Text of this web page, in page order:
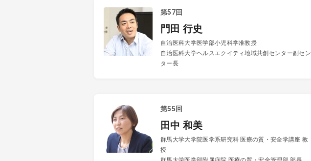
第57回
門田 行史
自治医科大学医学部小児科学准教授
自治医科大学ヘルスエクイティ地域共創センター副セン
ター長
第55回
田中 和美
群馬大学大学院医学系研究科 医療の質・安全学講座 教
授